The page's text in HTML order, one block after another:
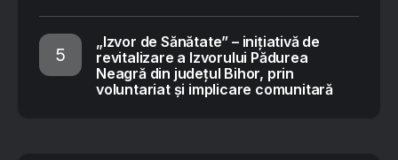
„Izvor de Sănătate” – inițiativă de
revitalizare a Izvorului Pădurea
Neagră din județul Bihor, prin
voluntariat și implicare comunitară